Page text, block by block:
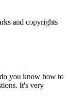
and copyrights
you know how to
It's very